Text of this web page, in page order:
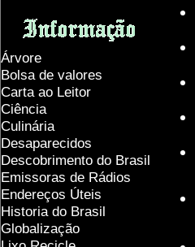
Árvore
Bolsa de valores
Carta ao Leitor
Ciência
Culinária
Desaparecidos
Descobrimento do Brasil
Emissoras de Rádios
Endereços Úteis
Historia do Brasil
Globalização